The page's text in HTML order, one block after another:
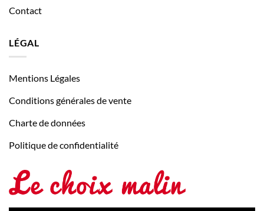
Contact
LÉGAL
Mentions Légales
Conditions générales de vente
Charte de données
Politique de confidentialité